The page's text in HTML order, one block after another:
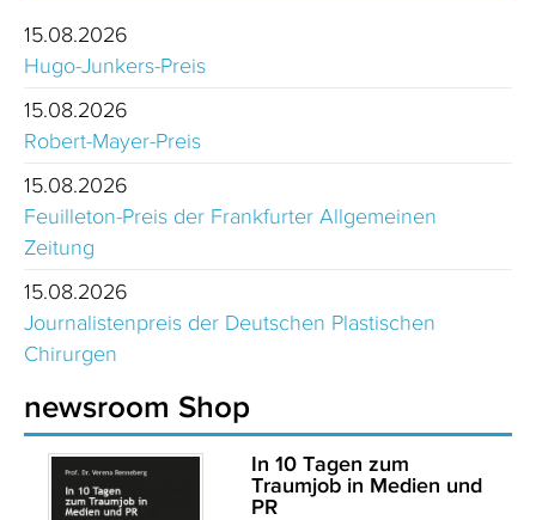
15.08.2026
Hugo-Junkers-Preis
15.08.2026
Robert-Mayer-Preis
15.08.2026
Feuilleton-Preis der Frankfurter Allgemeinen
Zeitung
15.08.2026
Journalistenpreis der Deutschen Plastischen
Chirurgen
newsroom Shop
In 10 Tagen zum
Traumjob in Medien und
PR